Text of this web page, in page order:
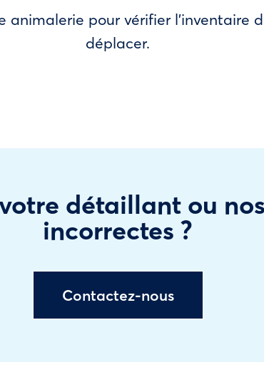
animalerie pour vérifier l’inventaire
déplacer.
détaillant ou
incorrectes ?
Contactez-nous